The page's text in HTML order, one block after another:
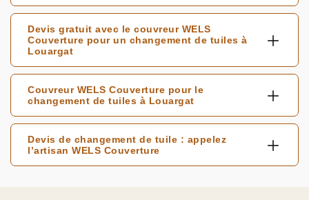
Devis gratuit avec le couvreur WELS
Couverture pour un changement de tuiles à
Louargat
Couvreur WELS Couverture pour le
changement de tuiles à Louargat
Devis de changement de tuile : appelez
l’artisan WELS Couverture